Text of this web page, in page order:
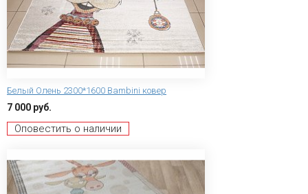
Белый Олень 2300*1600 Bambini ковер
7 000 руб.
Оповестить о наличии